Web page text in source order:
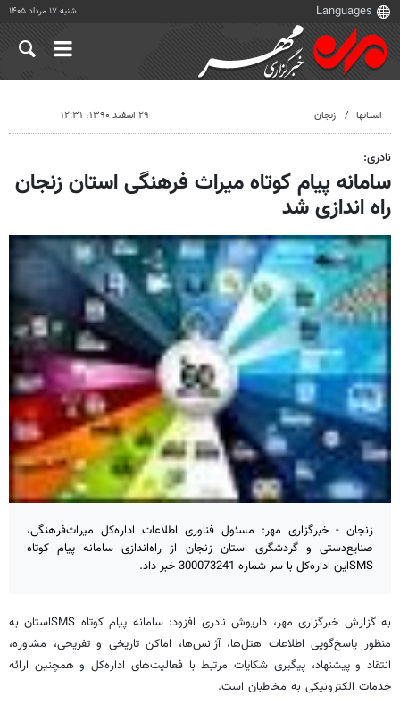
شنبه ۱۷ مرداد ۱۴۰۵
استانها زنجان ۲۹ اسفند ۱۳۹۰، ۱۲:۳۱
نادری:
سامانه پیام کوتاه میراث فرهنگی استان زنجان
راه اندازی شد
زنجان - خبرگزاری مهر: مسئول فناوری اطلاعات اداره‌کل میراث‌فرهنگی،
صنایع‌دستی و گردشگری استان زنجان از راه‌اندازی سامانه پیام کوتاه
SMSاین اداره‌کل با سر شماره 300073241 خبر داد.
به گزارش خبرگزاری مهر، داریوش نادری افزود: سامانه پیام کوتاه SMSاستان به
منظور پاسخ‌گویی اطلاعات هتل‌ها، آژانس‌ها، اماکن تاریخی و تفریحی، مشاوره،
انتقاد و پیشنهاد، پیگیری شکایات مرتبط با فعالیت‌های اداره‌کل و همچنین ارائه
خدمات الکترونیکی به مخاطبان است.